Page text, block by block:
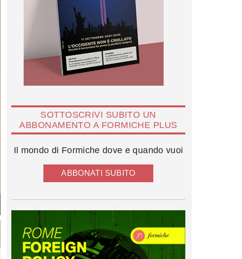
SOTTOSCRIVI SUBITO UN
ABBONAMENTO A FORMICHE PLUS
Il mondo di Formiche dove e quando vuoi
ABBONATI SUBITO